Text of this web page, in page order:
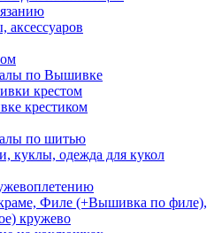
аксессуаров
по Вышивке
крестом
крестиком
по шитью
куклы, одежда для кукол
Филе (+Вышивка по филе),
кружево